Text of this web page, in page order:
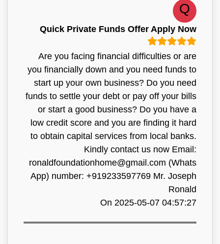
Q
Quick Private Funds Offer Apply Now
Are you facing financial difficulties or are
you financially down and you need funds to
start up your own business? Do you need
funds to settle your debt or pay off your bills
or start a good business? Do you have a
low credit score and you are finding it hard
to obtain capital services from local banks.
Kindly contact us now Email:
ronaldfoundationhome@gmail.com (Whats
App) number: +919233597769 Mr. Joseph
Ronald
On 2025-05-07 04:57:27